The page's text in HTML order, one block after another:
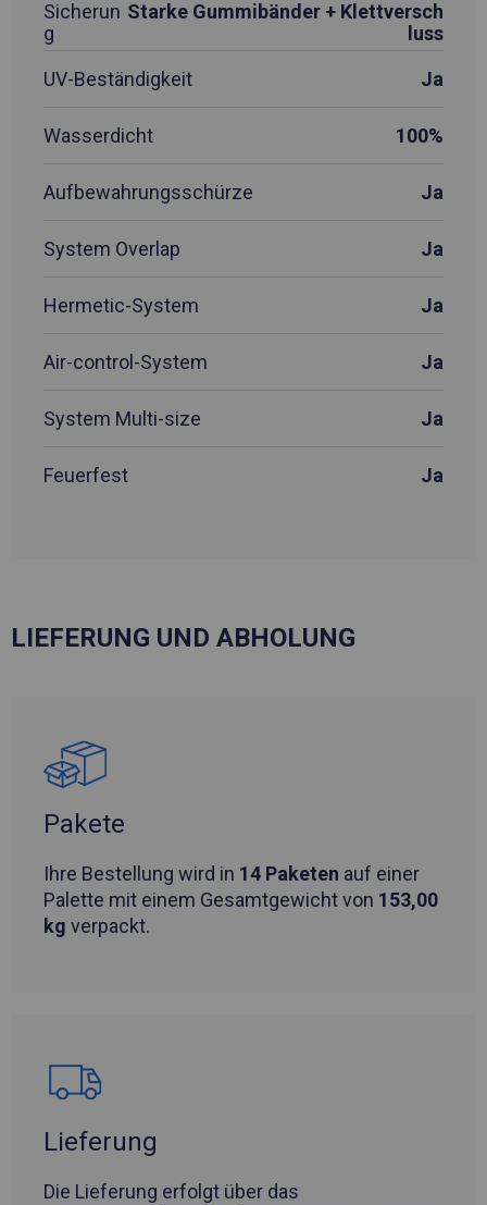
Sicherun
g
Starke Gummibänder + Klettversch
luss
UV-Beständigkeit
Ja
Wasserdicht 100%
Aufbewahrungsschürze Ja
System Overlap Ja
Hermetic-System Ja
Air-control-System Ja
System Multi-size Ja
Feuerfest Ja
LIEFERUNG UND ABHOLUNG
Pakete
Ihre Bestellung wird in 14 Paketen auf einer
Palette mit einem Gesamtgewicht von 153,00
kg verpackt.
Lieferung
Die Lieferung erfolgt über das